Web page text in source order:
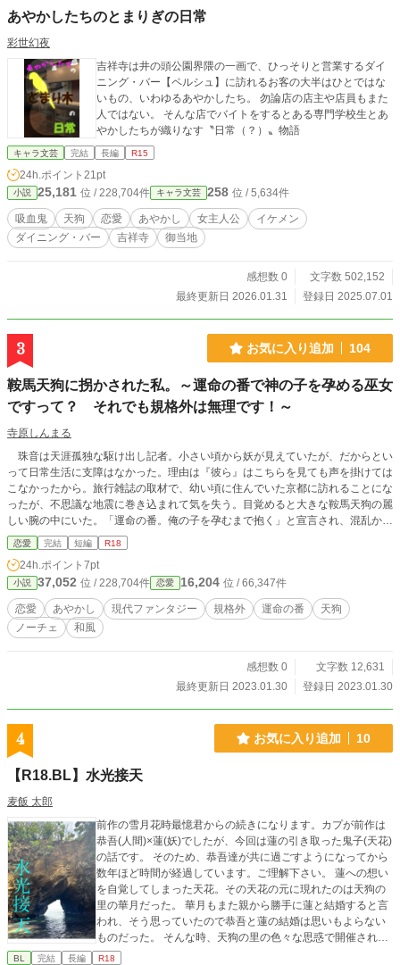
あやかしたちのとまりぎの日常
彩世幻夜
吉祥寺は井の頭公園界隈の一画で、ひっそりと営業するダイ
ニング・バー【ペルシュ】に訪れるお客の大半はひとではな
いもの、いわゆるあやかしたち。 勿論店の店主や店員もまた
人ではない。 そんな店でバイトをするとある専門学校生とあ
やかしたちが織りなす〝日常（？）〟物語
キャラ文芸 完結 長編 R15
24h.ポイント 21pt
小説 25,181 位 / 228,704件 キャラ文芸 258 位 / 5,634件
吸血鬼 天狗 恋愛 あやかし 女主人公
イケメン
ダイニング・バー
吉祥寺 御当地
感想数 0
文字数 502,152
最終更新日 2026.01.31
登録日 2025.07.01
3 お気に入り追加 104
鞍馬天狗に拐かされた私。～運命の番で神の子を孕める巫女
ですって？ それでも規格外は無理です！～
寺原しんまる
珠音は天涯孤独な駆け出し記者。小さい頃から妖が見えていたが、だからとい
って日常生活に支障はなかった。理由は『彼ら』はこちらを見ても声を掛けては
こなかったから。旅行雑誌の取材で、幼い頃に住んでいた京都に訪れることにな
ったが、不思議な地震に巻き込まれて気を失う。目覚めると大きな鞍馬天狗の麗
しい腕の中にいた。「運命の番。俺の子を孕むまで抱く」と宣言され、混乱から
逃げ出してしまう。しかし「異界」に攫われた珠音には、元の世界に帰る術はな
い。鞍馬天狗に捕まえられ、激しく抱かれることになってしまうのだった。
恋愛 完結 短編 R18
24h.ポイント 7pt
小説 37,052 位 / 228,704件 恋愛 16,204 位 / 66,347件
恋愛 あやかし 現代ファンタジー 規格外 運命の番
天狗
ノーチェ
和風
感想数 0
文字数 12,631
最終更新日 2023.01.30
登録日 2023.01.30
4 お気に入り追加 10
【R18.BL】水光接天
麦飯 太郎
前作の雪月花時最憶君からの続きになります。カプが前作は
恭吾(人間)×蓮(妖)でしたが、今回は蓮の引き取った鬼子(天花)
の話です。 そのため、恭吾達が共に過ごすようになってから
数年ほど時間が経過しています。ご理解下さい。 蓮への想い
を自覚してしまった天花。その天花の元に現れたのは天狗の
里の華月だった。 華月もまた親から勝手に蓮と結婚すると言
われ、そう思っていたので恭吾と蓮の結婚は思いもよらない
ものだった。 そんな時、天狗の里の色々な思惑で開催された
修練に天花が参加することになった。 二人が少しずつ心を通
BL 完結 長編 R18